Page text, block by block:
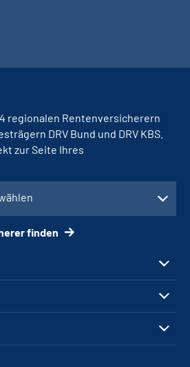
regionalen Rentenversicherern
DRV Bund und DRV KBS.
zur Seite Ihres
finden